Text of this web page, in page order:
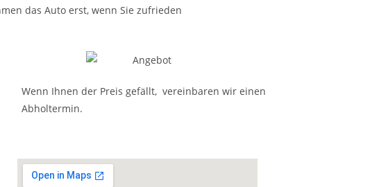
das Auto erst, wenn Sie zufrieden
Wenn Ihnen der Preis gefällt, vereinbaren wir einen
Abholtermin.